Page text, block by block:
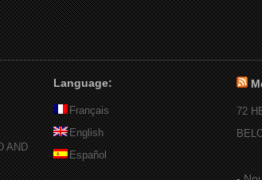
AND
Language:
Français
English
Español
72